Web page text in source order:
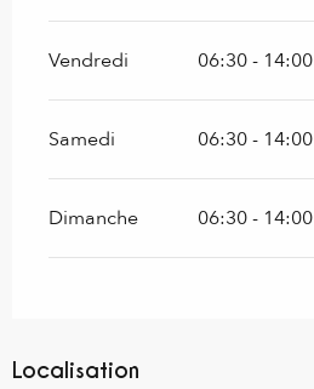
Vendredi 06:30 - 14:00
Samedi 06:30 - 14:00
Dimanche 06:30 - 14:00
Localisation